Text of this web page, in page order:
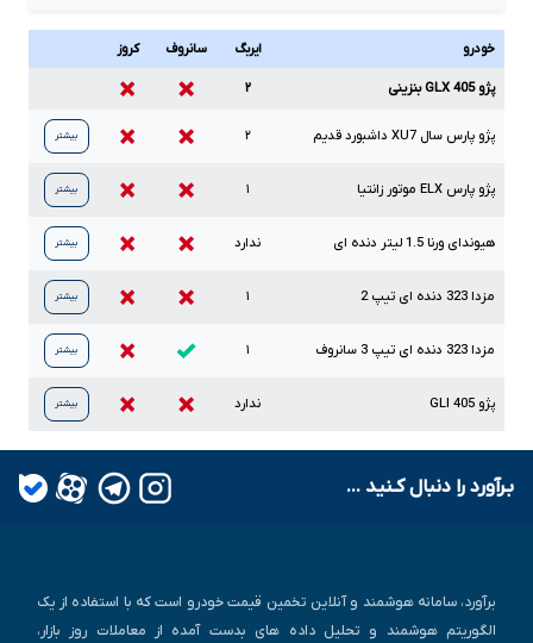
خودرو ایربگ سانروف کروز
پژو 405 GLX بنزینی ۲
پژو پارس سال XU7 داشبورد قدیم ۲ بیشتر
پژو پارس ELX موتور زانتیا ۱ بیشتر
هیوندای ورنا 1.5 لیتر دنده ای ندارد بیشتر
مزدا 323 دنده ای تیپ2 ۱ بیشتر
مزدا 323 دنده ای تیپ 3 سانروف ۱ بیشتر
پژو 405
GLI ندارد بیشتر
بـرآورد را دنبال کـنید ...
برآورد، سامانه هوشمند و آنلاین تخمین قیمت خودرو است که با استفاده از یک
الگوریتم هوشمند و تحلیل داده های بدست آمده از معاملات روز بازار،